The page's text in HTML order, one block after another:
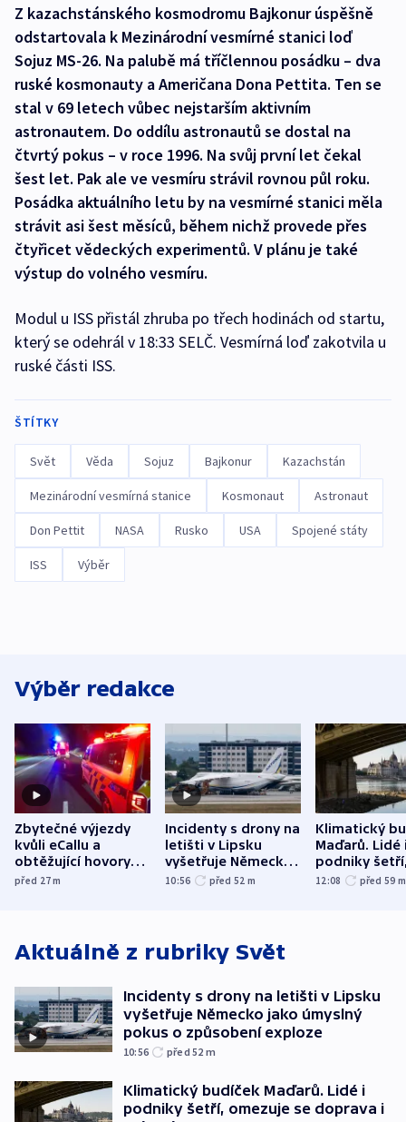
Z kazachstánského kosmodromu Bajkonur úspěšně
odstartovala k Mezinárodní vesmírné stanici loď
Sojuz MS-26. Na palubě má tříčlennou posádku – dva
ruské kosmonauty a Američana Dona Pettita. Ten se
stal v 69 letech vůbec nejstarším aktivním
astronautem. Do oddílu astronautů se dostal na
čtvrtý pokus – v roce 1996. Na svůj první let čekal
šest let. Pak ale ve vesmíru strávil rovnou půl roku.
Posádka aktuálního letu by na vesmírné stanici měla
strávit asi šest měsíců, během nichž provede přes
čtyřicet vědeckých experimentů. V plánu je také
výstup do volného vesmíru.
Modul u ISS přistál zhruba po třech hodinách od startu,
který se odehrál v 18:33 SELČ. Vesmírná loď zakotvila u
ruské části ISS.
ŠTÍTKY
Svět Věda Sojuz Bajkonur Kazachstán
Mezinárodní vesmírná stanice Kosmonaut Astronaut
Don Pettit NASA Rusko USA Spojené státy
ISS Výběr
Výběr redakce
Zbytečné výjezdy
kvůli eCallu a
obtěžující hovory
zdržují záchranáře
před 27m
Incidenty s drony na
letišti v Lipsku
vyšetřuje Německo
jako úmyslný pokus
10:56 před 52 m
Klimatický
Maďarů. Lidé
podniky
omezuje se
12:08 před 59 m
Aktuálně z rubriky Svět
Incidenty s drony na letišti v Lipsku
vyšetřuje Německo jako úmyslný
pokus o způsobení exploze
10:56 před 52 m
Klimatický budíček Maďarů. Lidé i
podniky šetří, omezuje se doprava i